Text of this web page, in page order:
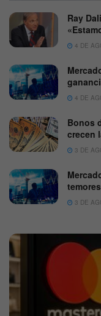
Ray
4 DE
4 DE
Bonos
crecen
3 DE
3 DE